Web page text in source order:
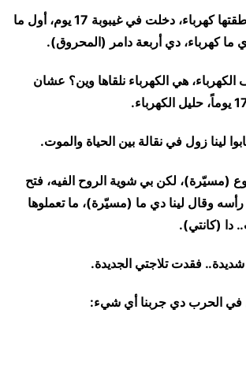
ومليقة بنت عوض طقتها كهرباء، دخلت في غيبوبة 17 يوم، أول ما
كهرباء، دي أربعة دامر (المحروق).
هي الكهرباء نلقاها وين؟ عشان
لينا زول في نقالة بين الحياة والموت.
(مسيّرة)، لكن بي شوية الروح الفيه، فتح
وقال لينا دي ما (مسيّرة)، ما تعملوها
دا (كانتي).
فقدت تلاجتي الجديدة.
في الحرب دي جربنا أي شيء: